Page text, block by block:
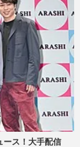
ース！大手配信